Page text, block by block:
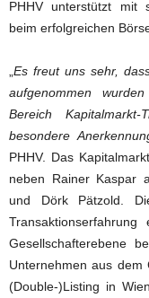
PHHV unterstützt mit
beim erfolgreichen
Es freut uns sehr,
aufgenommen
Bereich
besondere
PHHV. Das
neben Rainer Kaspar
und Dörk Pätzold.
Gesellschafterebene
Unternehmen aus dem
(Double-)Listing in